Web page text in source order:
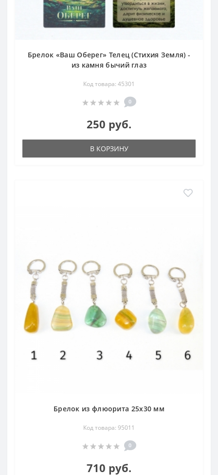
Брелок «Ваш Оберег» Телец (Стихия Земля) -
из камня бычий глаз
Код товара: 45301
0
250 руб.
В КОРЗИНУ
Брелок из флюорита 25х30 мм
Код товара: 95011
0
710 руб.